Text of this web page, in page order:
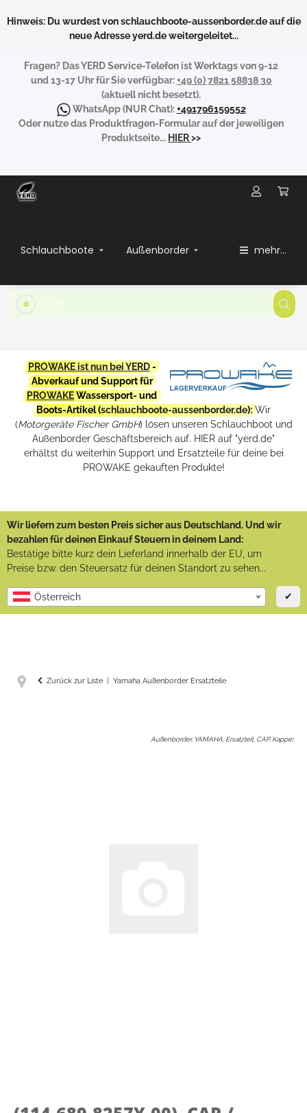
Hinweis: Du wurdest von schlauchboote-aussenborder.de auf die
neue Adresse yerd.de weitergeleitet...
Fragen? Das YERD Service-Telefon ist Werktags von 9-12
und 13-17 Uhr für Sie verfügbar:+49 (0) 7821 58838 30
(aktuell nicht besetzt).
WhatsApp(NUR Chat):+491796159552
Oder nutze das Produktfragen-Formular auf der jeweiligen
Produktseite... HIER>>
Schlauchboote Außenborder mehr...
PROWAKE ist nun bei YERD-
Abverkauf und Support für
PROWAKEWassersport- und
Boots-Artikel (schlauchboote-aussenborder.de): Wir
(Motorgeräte Fischer GmbH) lösen unseren Schlauchboot und
Außenborder Geschäftsbereich auf. HIER auf "yerd.de"
erhältst du weiterhin Support und Ersatzteile für deine bei
PROWAKE gekauften Produkte!
Wir liefern zum besten Preis sicher aus Deutschland. Und wir
bezahlen für deinen Einkauf Steuern in deinem Land:
Bestätige bitte kurz dein Lieferland innerhalb der EU, um
Preise bzw. den Steuersatz für deinen Standort zu sehen...
Österreich ✔
Zurück zur Liste Yamaha Außenborder Ersatzteile
Außenborder, YAMAHA, Ersatzteil, CAP, Kappe: